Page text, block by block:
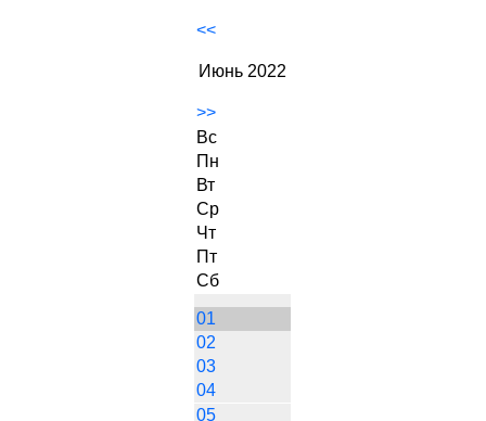
<<
Июнь 2022
>>
Вс
Пн
Вт
Ср
Чт
Пт
Сб
01
02
03
04
05